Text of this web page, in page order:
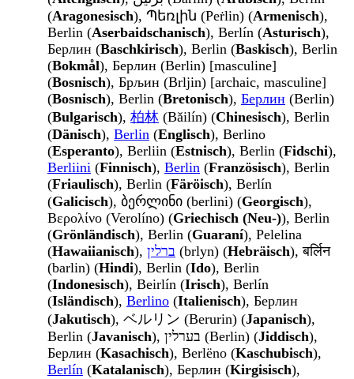
(Aragonesisch), Պեռլին (Peṙlin) (Armenisch),
Berlin (Aserbaidschanisch), Berlín (Asturisch),
Берлин (Baschkirisch), Berlin (Baskisch), Berlin
(Bokmål), Берлин (Berlin) [masculine]
(Bosnisch), Брљин (Brljin) [archaic, masculine]
(Bosnisch), Berlin (Bretonisch), Берлин (Berlin)
(Bulgarisch), 柏林 (Bǎilín) (Chinesisch), Berlin
(Dänisch), Berlin (Englisch), Berlino
(Esperanto), Berliin (Estnisch), Berlin (Fidschi),
Berliini (Finnisch), Berlin (Französisch), Berlin
(Friaulisch), Berlin (Färöisch), Berlín
(Galicisch), ბერლინი (berlini) (Georgisch),
Βερολίνο (Verolíno) (Griechisch (Neu-)), Berlin
(Grönländisch), Berlin (Guaraní), Pelelina
(Hawaiianisch), ברלין (brlyn) (Hebräisch), बर्लिन
(barlin) (Hindi), Berlin (Ido), Berlin
(Indonesisch), Beirlín (Irisch), Berlín
(Isländisch), Berlino (Italienisch), Берлин
(Jakutisch), ベルリン (Berurin) (Japanisch),
Berlin (Javanisch ), בערלין (Berlin) (Jiddisch),
Берлин (Kasachisch), Berlëno (Kaschubisch),
Berlín (Katalanisch), Берлин (Kirgisisch),